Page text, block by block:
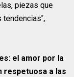
piezas que
tendencias",
el amor por la
respetuosa a las